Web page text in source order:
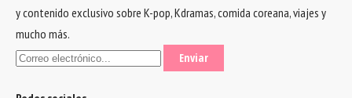
y contenido exclusivo sobre K-pop, Kdramas, comida coreana, viajes y
mucho más.